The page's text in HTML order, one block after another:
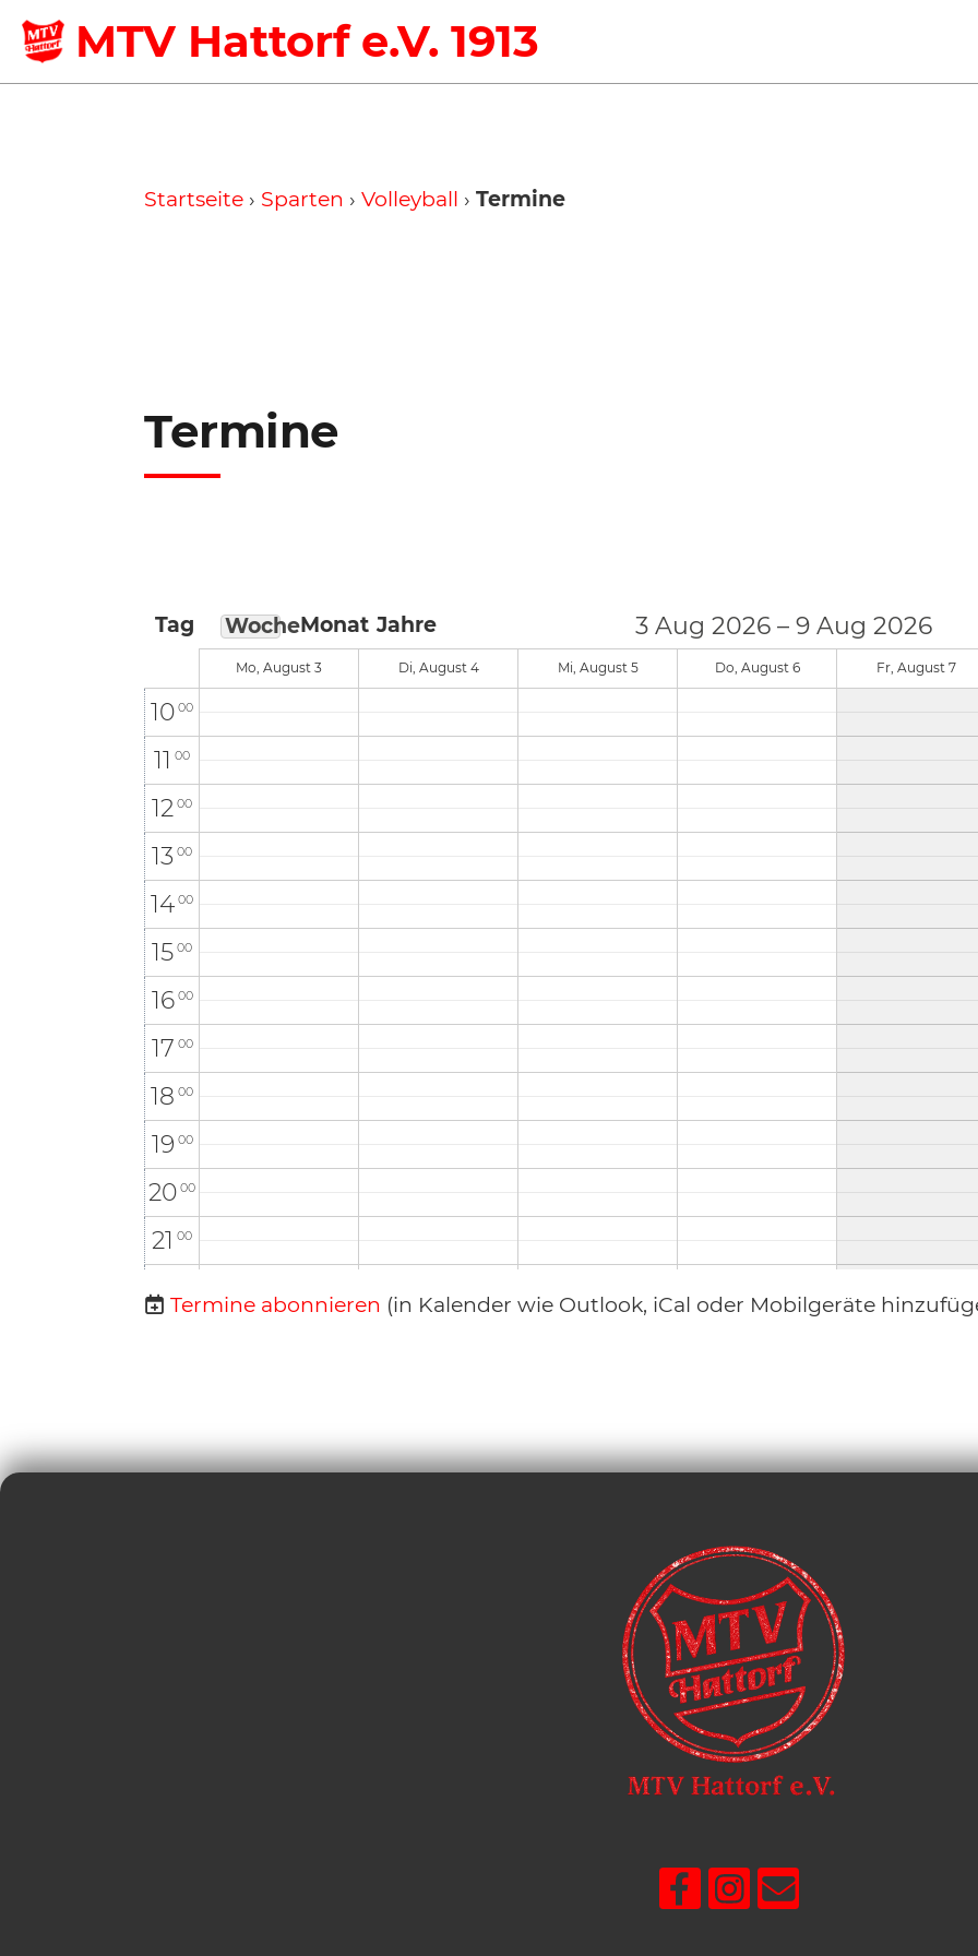
MTV Hattorf e.V. 1913
Startseite › Sparten › Volleyball › Termine
Termine
3 Aug 2026 – 9 Aug 2026
Tag WocheMonat Jahre
Mo, August 3 Di, August 4 Mi, August 5 Do, August 6 Fr, August 7
400
5
8
10 00
11 00
12 00
13 00
14 00
15 00
16 00
17 00
18 00
19 00
20 00
21 00
22
Termine abonnieren (in Kalender wie Outlook, iCal oder Mobilgeräte